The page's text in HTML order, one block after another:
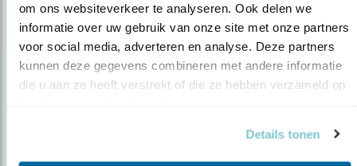
om ons websiteverkeer te analyseren. Ook delen we
informatie over uw gebruik van onze site met onze partners
voor social media, adverteren en analyse. Deze partners
kunnen deze gegevens combineren met andere informatie
die u aan ze heeft verstrekt of die ze hebben verzameld op
Details tonen
Op de hoogte blijven?
over vogels en activiteiten van Vogelbescherming.
AANMELDEN VOGELNIEUWS